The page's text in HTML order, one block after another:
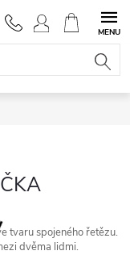
NÁKUPNÍ
KOŠÍK
tvaru spojeného řetězu.
dvěma lidmi.